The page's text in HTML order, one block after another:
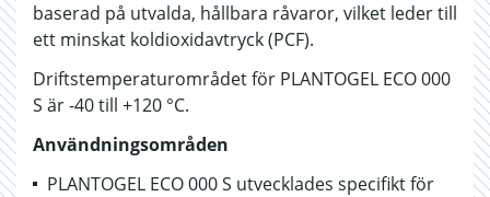
baserad på utvalda, hållbara råvaror, vilket leder till
ett minskat koldioxidavtryck (PCF).
Driftstemperaturområdet för PLANTOGEL ECO 000
S är -40 till +120 °C.
Användningsområden
PLANTOGEL ECO 000 S utvecklades specifikt för